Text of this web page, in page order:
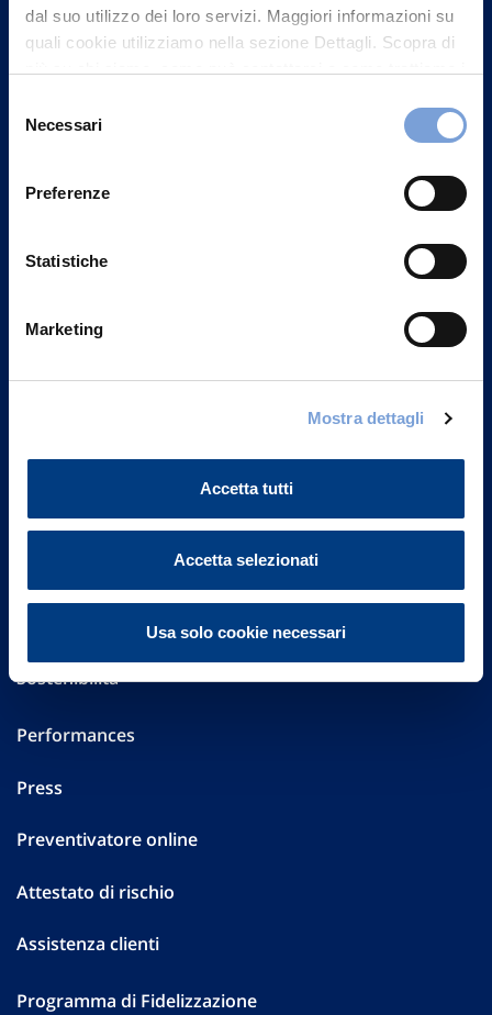
dal suo utilizzo dei loro servizi. Maggiori informazioni su
quali cookie utilizziamo nella sezione Dettagli. Scopra di
può trovare nel footer del sito nella sezione "Informativa
delNecessari
Preferenze
Statistiche
Marketing
Mostra dettagli
Accetta tutti
Accetta selezionati
Usa solo cookie necessari
Vittoria Assicurazioni S.p.A.
Governance
Altre informazioni
Sostenibilità
Performances
Press
Preventivatore online
Attestato di rischio
Assistenza clienti
Programma di Fidelizzazione